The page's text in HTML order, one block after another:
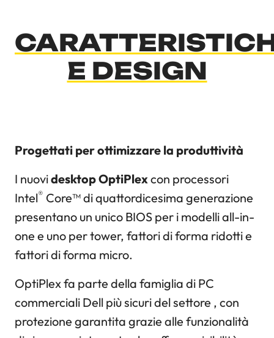
E DESIGN
Progettati per ottimizzare la produttività
I nuovidesktop OptiPlexcon processori
Intel® Core™ di quattordicesima generazione
presentano un unico BIOS per i modelli all-in-
one e uno per tower, fattori di forma ridotti e
fattori di forma micro.
OptiPlex fa parte della famiglia di PC
commerciali Dell più sicuri del settore , con
protezione garantita grazie alle funzionalità